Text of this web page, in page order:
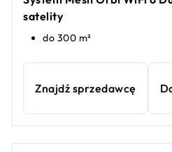
satelity
do 300 m²
Znajdź sprzedawcę